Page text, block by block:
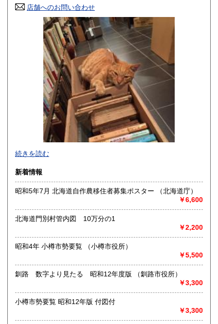
高知県 200円
200円 長崎県
200円 大分県
200円 鹿児島県
200円
店舗へのお問い合わせ
事務所営業です(店舗はございません)。
て管理しており、登録住所にはございません。また電話、ハ
ガキ、FAXでのご注文、ご質問等はお受けできません。ご了
承ください。
●対面での販売、お渡しはおこなっておりません●
●土・日・祝休&不定休●
●送料の事前表示が義務化されたことにより、当方の【単品ス
ピード注文(即決注文)】対象以外の商品は、「日本の古本
屋」側が自動的に設定している【300円】の送料が表示され
ておりますが、実際には送料を実費で頂戴いたします。未修
正の在庫に関しては随時、【単品スピード注文】への対応と
送料の入力を進めておりますので、どうぞご了承ください●
続きを読む
新着情報
昭和5年7月 北海道自作農移住者募集ポスター （北海道庁）
￥6,600
北海道門別村管内図 10万分の1
￥2,200
昭和4年 小樽市勢要覧 （小樽市役所）
￥5,500
釧路 数字より見たる 昭和12年度版 （釧路市役所）
￥3,300
小樽市勢要覧 昭和12年版 付図付
￥3,300